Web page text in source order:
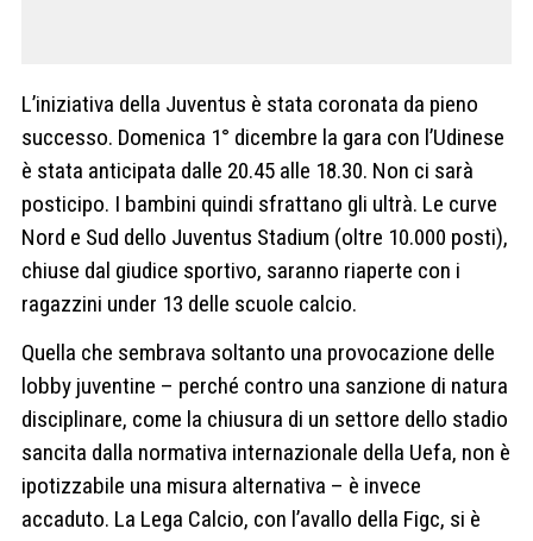
L’iniziativa della Juventus è stata coronata da pieno
successo. Domenica 1° dicembre la gara con l’Udinese
è stata anticipata dalle 20.45 alle 18.30. Non ci sarà
posticipo. I bambini quindi sfrattano gli ultrà. Le curve
Nord e Sud dello Juventus Stadium (oltre 10.000 posti),
chiuse dal giudice sportivo, saranno riaperte con i
ragazzini under 13 delle scuole calcio.
Quella che sembrava soltanto una provocazione delle
lobby juventine – perché contro una sanzione di natura
disciplinare, come la chiusura di un settore dello stadio
sancita dalla normativa internazionale della Uefa, non è
ipotizzabile una misura alternativa – è invece
accaduto. La Lega Calcio, con l’avallo della Figc, si è